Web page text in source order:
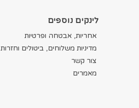
לינקים נוספים
אחריות, אבטחה ופרטיות
מדיניות משלוחים, ביטולים וחזרות
צור קשר
מאמרים